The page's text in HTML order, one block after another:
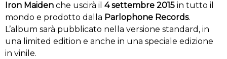
Iron Maiden che uscirà il 4 settembre 2015 in tutto il
mondo e prodotto dalla Parlophone Records.
L’album sarà pubblicato nella versione standard, in
una limited edition e anche in una speciale edizione
in vinile.